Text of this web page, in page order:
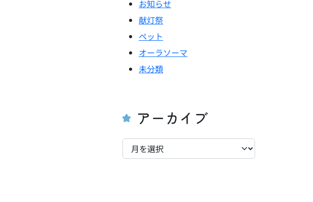
お知らせ
献灯祭
ペット
オーラソーマ
未分類
アーカイブ
ー